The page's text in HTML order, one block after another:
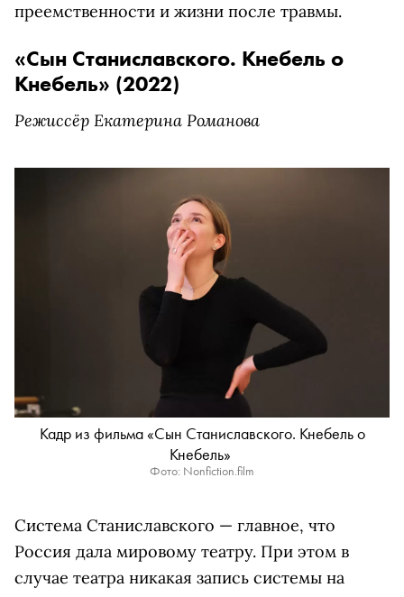
преемственности и жизни после травмы.
«Сын Станиславского. Кнебель о
Кнебель» (2022)
Режиссёр Екатерина Романова
Кадр из фильма «Сын Станиславского. Кнебель о
Кнебель»
Фото: Nonfiction.film
Система Станиславского — главное, что
Россия дала мировому театру. При этом в
случае театра никакая запись системы на